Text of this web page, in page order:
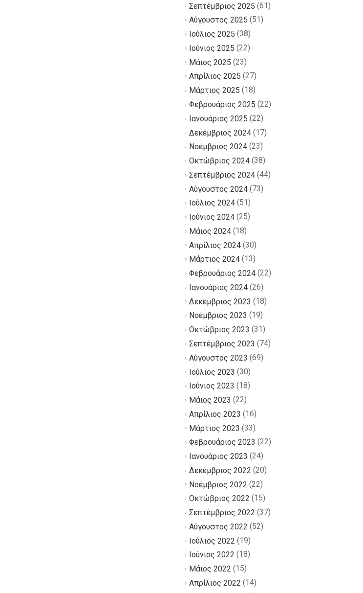
Σεπτέμβριος 2025 (61)
Αύγουστος 2025 (51)
Ιούλιος 2025 (38)
Ιούνιος 2025 (22)
Μάιος 2025 (23)
Απρίλιος 2025 (27)
Μάρτιος 2025 (18)
Φεβρουάριος 2025 (22)
Ιανουάριος 2025 (22)
Δεκέμβριος 2024(17)
Νοέμβριος 2024(23)
Οκτώβριος 2024(38)
Σεπτέμβριος 2024(44)
Αύγουστος 2024(73)
Ιούλιος 2024(51)
Ιούνιος 2024(25)
Μάιος 2024(18)
Απρίλιος 2024(30)
Μάρτιος 2024(13)
Φεβρουάριος 2024(22)
Ιανουάριος 2024(26)
Δεκέμβριος 2023 (18)
Νοέμβριος 2023 (19)
Οκτώβριος 2023 (31)
Σεπτέμβριος 2023 (74)
Αύγουστος 2023 (69)
Ιούλιος 2023 (30)
Ιούνιος 2023 (18)
Μάιος 2023 (22)
Απρίλιος 2023 (16)
Μάρτιος 2023 (33)
Φεβρουάριος 2023 (22)
Ιανουάριος 2023 (24)
Δεκέμβριος 2022 (20)
Νοέμβριος 2022 (22)
Οκτώβριος 2022 (15)
Σεπτέμβριος 2022 (37)
Αύγουστος 2022 (52)
Ιούλιος 2022 (19)
Ιούνιος 2022 (18)
Μάιος 2022 (15)
Απρίλιος 2022 (14)